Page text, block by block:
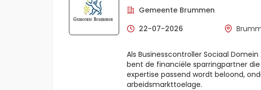
Gemeente Brummen
22-07-2026
Als Businesscontroller Sociaal
bent de financiële sparringpartner
expertise passend wordt beloond,
arbeidsmarkttoelage.